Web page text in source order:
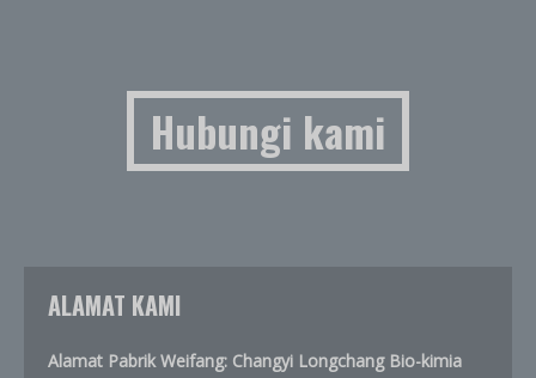
Hubungi kami
ALAMAT KAMI
Alamat Pabrik Weifang: Changyi Longchang Bio-kimia